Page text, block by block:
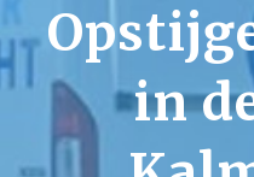
Contact
in